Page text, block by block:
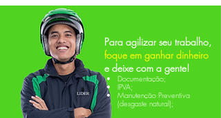
Para agilizar seu trabalho,
foque em ganhar dinheiro
e deixe com a gente!
Documentação;
IPVA;
Manutenção Preventiva
(desgaste natural);